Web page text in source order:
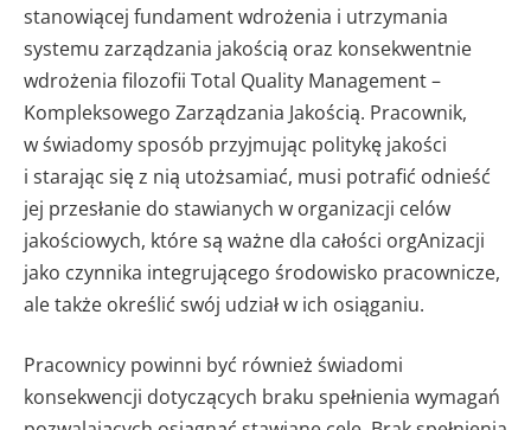
stanowiącej fundament wdrożenia i utrzymania
systemu zarządzania jakością oraz konsekwentnie
wdrożenia filozofii Total Quality Management –
Kompleksowego Zarządzania Jakością. Pracownik,
w świadomy sposób przyjmując politykę jakości
i starając się z nią utożsamiać, musi potrafić odnieść
jej przesłanie do stawianych w organizacji celów
jakościowych, które są ważne dla całości orgAnizacji
jako czynnika integrującego środowisko pracownicze,
ale także określić swój udział w ich osiąganiu.
Pracownicy powinni być również świadomi
konsekwencji dotyczących braku spełnienia wymagań